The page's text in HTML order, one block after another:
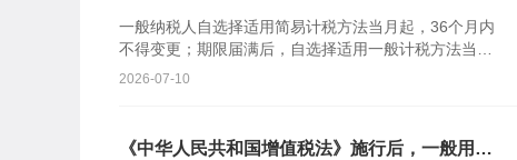
一般纳税人自选择适用简易计税方法当月起，36个月内
不得变更；期限届满后，自选择适用一般计税方法当月
起，36个月内不得再选择适用简易计税方法。...
2026-07-10
《中华人民共和国增值税法》施行后，一般用电